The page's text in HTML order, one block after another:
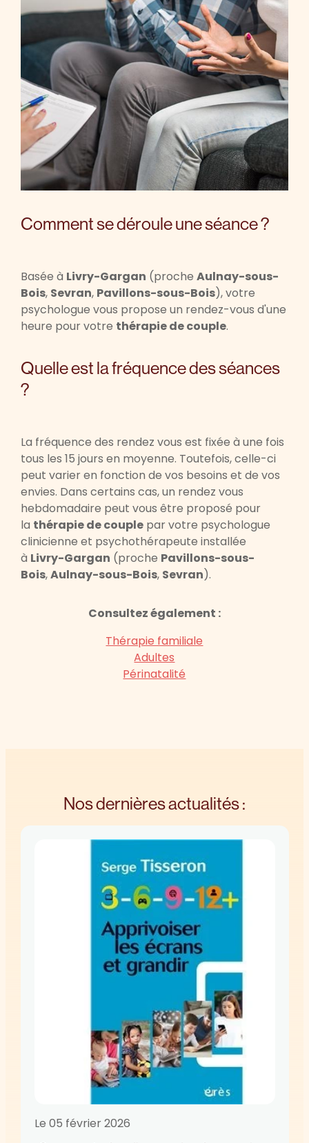
Comment se déroule une séance ?
Basée à Livry-Gargan (proche Aulnay-sous-
Bois, Sevran, Pavillons-sous-Bois), votre
psychologue vous propose un rendez-vous d'une
heure pour votre thérapie de couple.
Quelle est la fréquence des séances
?
La fréquence des rendez vous est fixée à une fois
tous les 15 jours en moyenne. Toutefois, celle-ci
peut varier en fonction de vos besoins et de vos
envies. Dans certains cas, un rendez vous
hebdomadaire peut vous être proposé pour
la thérapie de couple par votre psychologue
clinicienne et psychothérapeute installée
à Livry-Gargan (proche Pavillons-sous-
Bois,Aulnay-sous-Bois, Sevran).
Consultez également :
Thérapie familiale
Adultes
Périnatalité
Nos dernières actualités :
Le 05 février 2026